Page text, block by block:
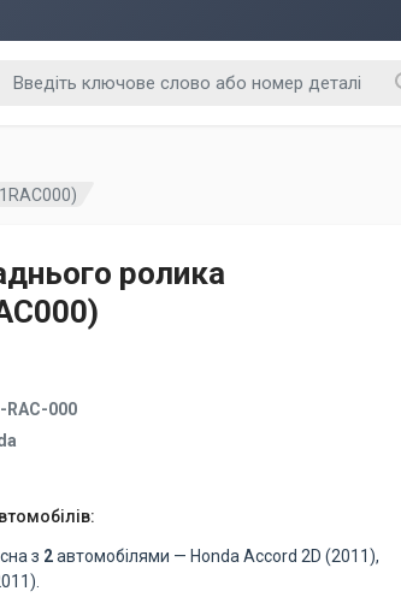
ролика
RAC-000
з 2автомобілями — Honda Accord 2D (2011),